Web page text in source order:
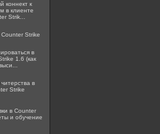
коннект к
в клиенте
Strik...
Strike
в
1.6 (как
в
Strike
в Counter
и обучение